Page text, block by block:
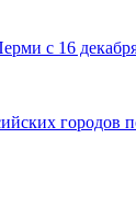
с 16
городов